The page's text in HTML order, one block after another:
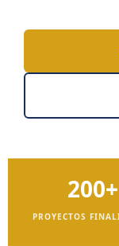
200+
PROYECTOS